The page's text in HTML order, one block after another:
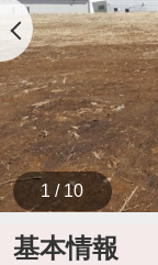
1 / 10
基本情報